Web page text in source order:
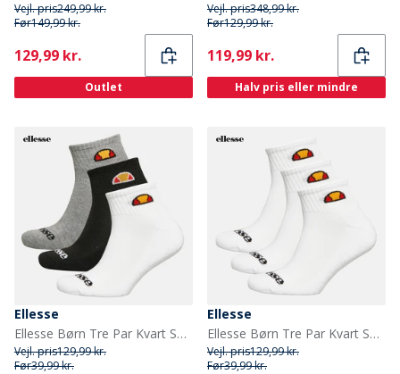
Vejl. pris249,99 kr.
Før149,99 kr.
Current
129,99 kr.
Outlet
Vejl. pris348,99 kr.
Før129,99 kr.
Current
119,99 kr.
Halv pris eller mindre
Ellesse
Ellesse Børn Tre Par Kvart Sokker Multi
Vejl. pris129,99 kr.
Før39,99 kr.
Ellesse
Ellesse Børn Tre Par Kvart Sokker Hvid
Vejl. pris129,99 kr.
Før39,99 kr.